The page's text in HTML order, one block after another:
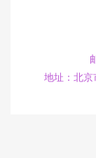
地址：北